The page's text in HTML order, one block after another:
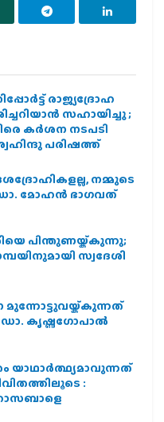
രാജ്യദ്രോഹ
സഹായിച്ചു ;
കർശന നടപടി
പരിഷത്ത്
നമ്മുടെ
മോഹന്‍ ഭാഗവത്
പിന്തുണയ്ക്കുന്നു;
സ്വദേശി
മുന്നോട്ടുവയ്ക്കുന്നത്
ഡോ. കൃഷ്ണഗോപാല്‍
യാഥാർത്ഥ്യമാവുന്നത്
: